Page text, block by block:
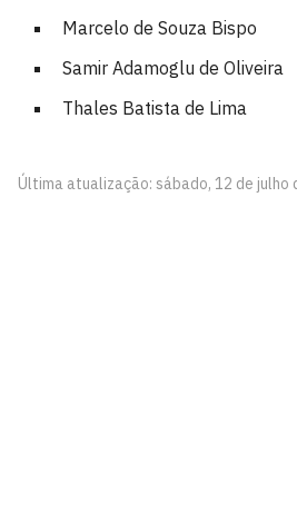
Marcelo de Souza Bispo
Samir Adamoglu de Oliveira
Thales Batista de Lima
Última atualização: sábado, 12 de julho